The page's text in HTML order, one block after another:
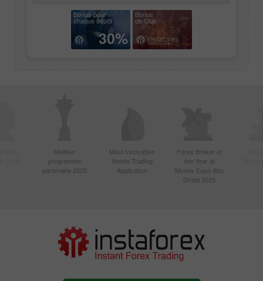
Bonus pour
chaque dépôt
30%
Bonus
de Club
Meilleur
programme
partenaire 2020
Most Innovative
Mobile Trading
Application
Forex Broker of
the Year at
Money Expo Abu
Dhabi 2025